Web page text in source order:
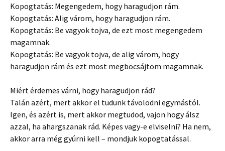
Kopogtatás: Megengedem, hogy haragudjon rám.
Kopogtatás: Alig várom, hogy haragudjon rám.
Kopogtatás: Be vagyok tojva, de ezt most megengedem
magamnak.
Kopogtatás: Be vagyok tojva, de alig várom, hogy
haragudjon rám és ezt most megbocsájtom magamnak.
Miért érdemes várni, hogy haragudjon rád?
Talán azért, mert akkor el tudunk távolodni egymástól.
Igen, és azért is, mert akkor megtudod, vajon hogy álsz
azzal, ha ahargszanak rád. Képes vagy-e elviselni? Ha nem,
akkor arra még gyúrni kell – mondjuk kopogtatással.